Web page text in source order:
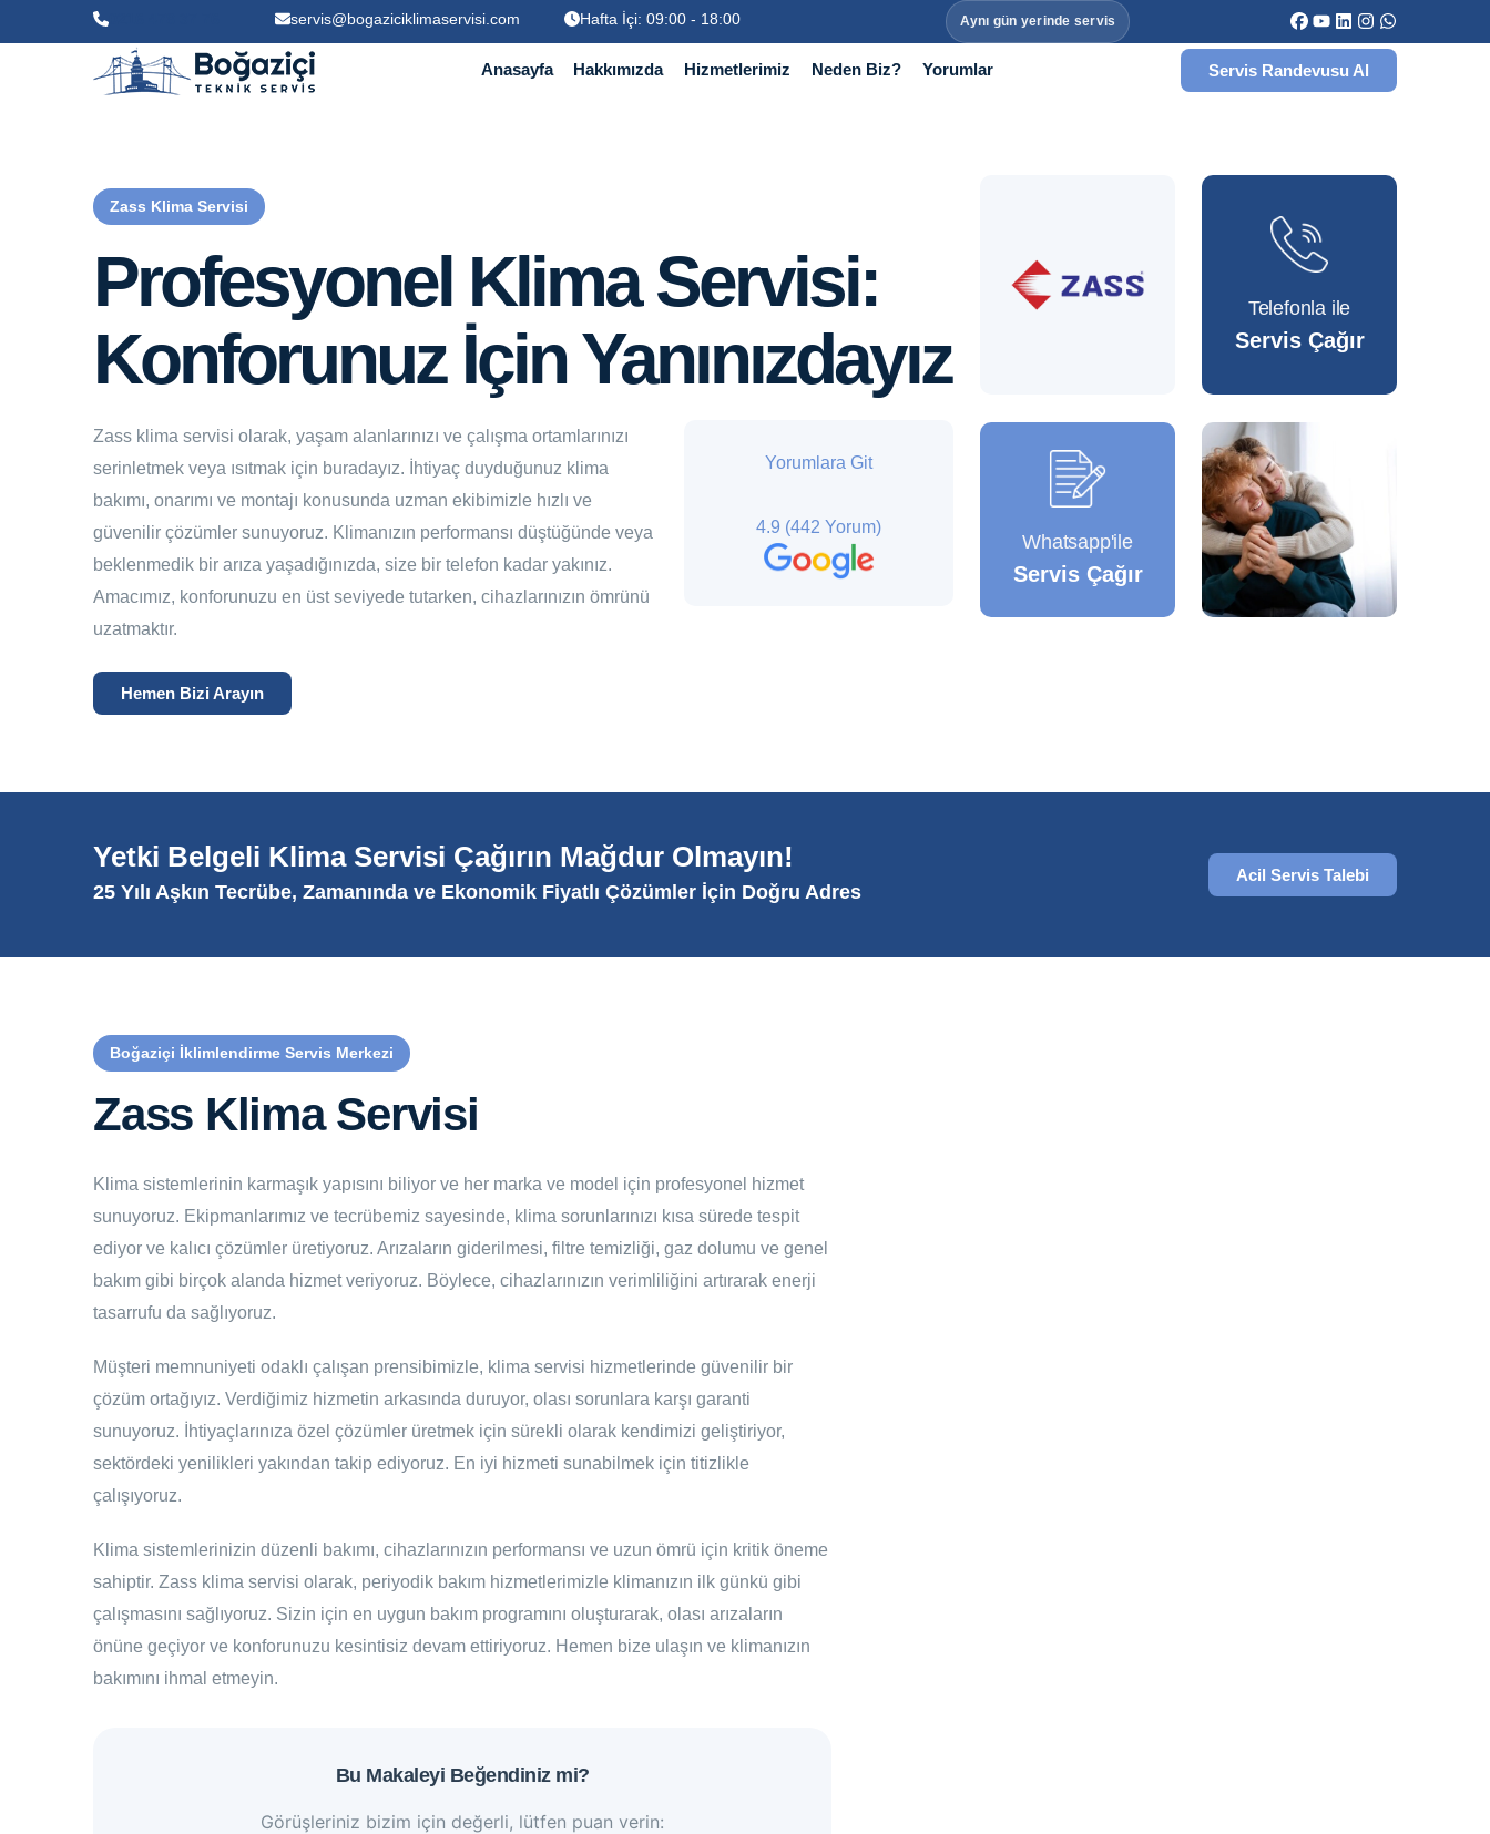
servis@bogaziciklimaservisi.com Hafta İçi: 09:00 - 18:00 Aynı gün yerinde servis
Anasayfa Hakkımızda Hizmetlerimiz Neden Biz? Yorumlar Servis Randevusu Al
Zass Klima Servisi
Profesyonel Klima Servisi:
Konforunuz İçin Yanınızdayız
Zass klima servisi olarak, yaşam alanlarınızı ve çalışma ortamlarınızı
serinletmek veya ısıtmak için buradayız. İhtiyaç duyduğunuz klima
bakımı, onarımı ve montajı konusunda uzman ekibimizle hızlı ve
güvenilir çözümler sunuyoruz. Klimanızın performansı düştüğünde veya
beklenmedik bir arıza yaşadığınızda, size bir telefon kadar yakınız.
Amacımız, konforunuzu en üst seviyede tutarken, cihazlarınızın ömrünü
uzatmaktır.
Yorumlara Git
4.9 (442 Yorum)
Hemen Bizi Arayın
Telefonla ile
Servis Çağır
Whatsapp'ile
Servis Çağır
Yetki Belgeli Klima Servisi Çağırın Mağdur Olmayın!
25 Yılı Aşkın Tecrübe, Zamanında ve Ekonomik Fiyatlı Çözümler İçin Doğru Adres
Acil Servis Talebi
Boğaziçi İklimlendirme Servis Merkezi
Zass Klima Servisi
Klima sistemlerinin karmaşık yapısını biliyor ve her marka ve model için profesyonel hizmet
sunuyoruz. Ekipmanlarımız ve tecrübemiz sayesinde, klima sorunlarınızı kısa sürede tespit
ediyor ve kalıcı çözümler üretiyoruz. Arızaların giderilmesi, filtre temizliği, gaz dolumu ve genel
bakım gibi birçok alanda hizmet veriyoruz. Böylece, cihazlarınızın verimliliğini artırarak enerji
tasarrufu da sağlıyoruz.
Müşteri memnuniyeti odaklı çalışan prensibimizle, klima servisi hizmetlerinde güvenilir bir
çözüm ortağıyız. Verdiğimiz hizmetin arkasında duruyor, olası sorunlara karşı garanti
sunuyoruz. İhtiyaçlarınıza özel çözümler üretmek için sürekli olarak kendimizi geliştiriyor,
sektördeki yenilikleri yakından takip ediyoruz. En iyi hizmeti sunabilmek için titizlikle
çalışıyoruz.
Klima sistemlerinizin düzenli bakımı, cihazlarınızın performansı ve uzun ömrü için kritik öneme
sahiptir. Zass klima servisi olarak, periyodik bakım hizmetlerimizle klimanızın ilk günkü gibi
çalışmasını sağlıyoruz. Sizin için en uygun bakım programını oluşturarak, olası arızaların
önüne geçiyor ve konforunuzu kesintisiz devam ettiriyoruz. Hemen bize ulaşın ve klimanızın
bakımını ihmal etmeyin.
Bu Makaleyi Beğendiniz mi?
Görüşleriniz bizim için değerli, lütfen puan verin: